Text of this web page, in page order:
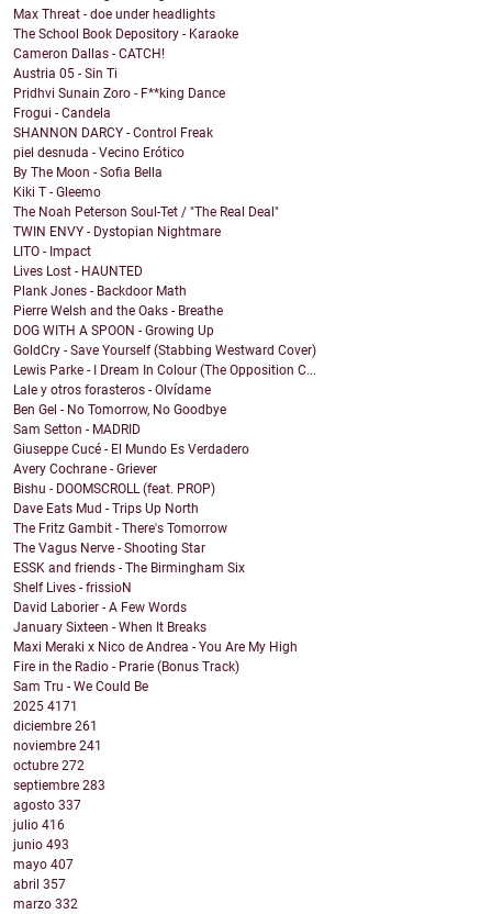
Max Threat - doe under headlights
The School Book Depository - Karaoke
Cameron Dallas - CATCH!
Austria 05 - Sin Ti
Pridhvi Sunain Zoro - F**king Dance
Frogui - Candela
SHANNON DARCY - Control Freak
piel desnuda - Vecino Erótico
By The Moon - Sofia Bella
Kiki T - Gleemo
The Noah Peterson Soul-Tet / "The Real Deal"
TWIN ENVY - Dystopian Nightmare
LITO - Impact
Lives Lost - HAUNTED
Plank Jones - Backdoor Math
Pierre Welsh and the Oaks - Breathe
DOG WITH A SPOON - Growing Up
GoldCry - Save Yourself (Stabbing Westward Cover)
Lewis Parke - I Dream In Colour (The Opposition C...
Lale y otros forasteros - Olvídame
Ben Gel - No Tomorrow, No Goodbye
Sam Setton - MADRID
Giuseppe Cucé - El Mundo Es Verdadero
Avery Cochrane - Griever
Bishu - DOOMSCROLL (feat. PROP)
Dave Eats Mud - Trips Up North
The Fritz Gambit - There's Tomorrow
The Vagus Nerve - Shooting Star
ESSK and friends - The Birmingham Six
Shelf Lives - frissioN
David Laborier - A Few Words
January Sixteen - When It Breaks
Maxi Meraki x Nico de Andrea - You Are My High
Fire in the Radio - Prarie (Bonus Track)
Sam Tru - We Could Be
2025 4171
diciembre 261
noviembre 241
octubre 272
septiembre 283
agosto 337
julio 416
junio 493
mayo 407
abril 357
marzo 332